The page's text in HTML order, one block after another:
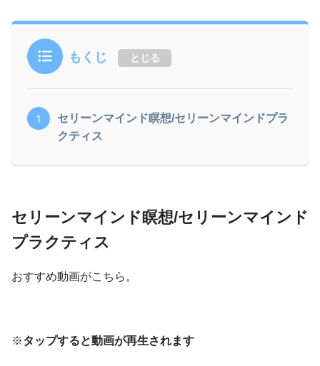
もくじ とじる
セリーンマインド瞑想/セリーンマインドプラ
クティス
セリーンマインド瞑想/セリーンマインド
プラクティス
おすすめ動画がこちら。
※タップすると動画が再生されます